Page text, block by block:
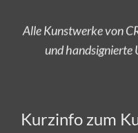
Kurzinfo zum